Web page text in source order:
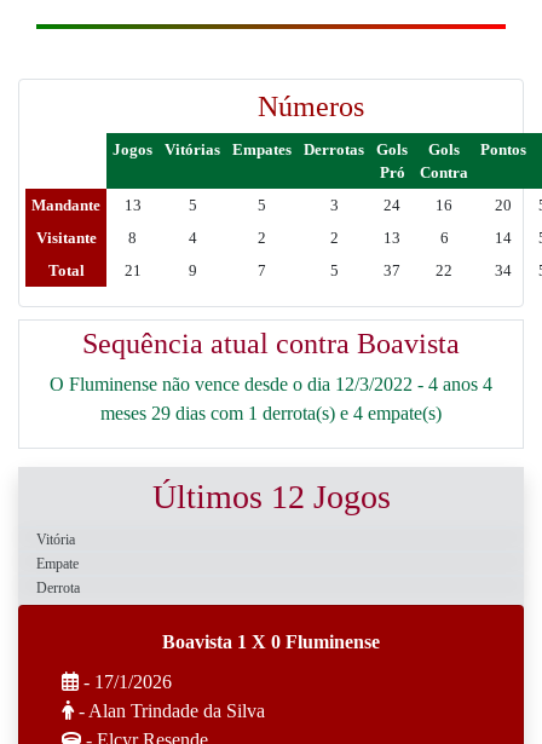
Números
Jogos Vitórias Empates Derrotas
Gols
Pró
Gols
Contra
Pontos
Mandante 13 5 5 3 24 16 20
Visitante
8 4 2 2 13 6 14
Total
21 9 7 5 37 22 34
Sequência atual contra Boavista
O Fluminense não vence desde o dia 12/3/2022 - 4 anos 4
meses 29 dias com 1 derrota(s) e 4 empate(s)
Últimos 12 Jogos
Vitória
Empate
Derrota
Boavista 1 X 0 Fluminense
- 17/1/2026
- Alan Trindade da Silva
- Elcyr Resende